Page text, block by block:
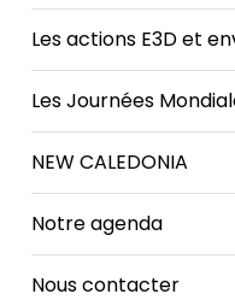
Les actions E3D et
Les Journées
NEW CALEDONIA
Notre agenda
Nous contacter